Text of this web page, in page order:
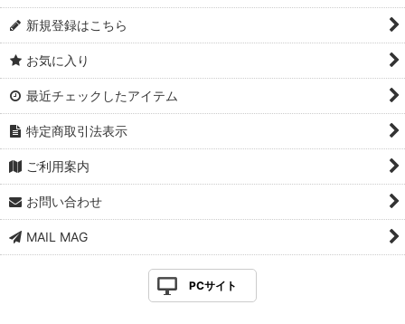
新規登録はこちら
お気に入り
最近チェックしたアイテム
特定商取引法表示
ご利用案内
お問い合わせ
MAIL MAG
PCサイト